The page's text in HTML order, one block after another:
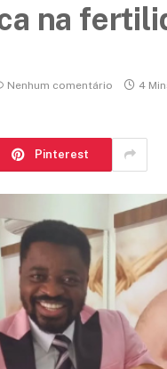
na
Nenhum comentário 4
Pinterest